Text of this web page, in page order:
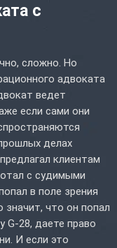
с
сложно. Но
адвоката
ведет
если сами они
делах
клиентам
с судимыми
в поле зрения
что он попал
G-28, даете право
И если это